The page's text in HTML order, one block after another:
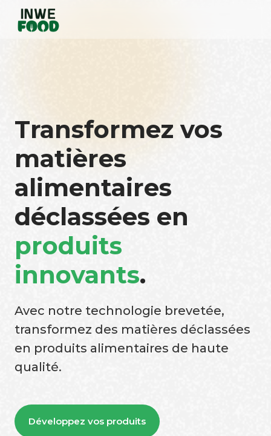
Transformez vos
matières
alimentaires
déclassées en
produits
innovants.
Avec notre technologie brevetée,
transformez des matières déclassées
en produits alimentaires de haute
qualité.
Développez vos produits